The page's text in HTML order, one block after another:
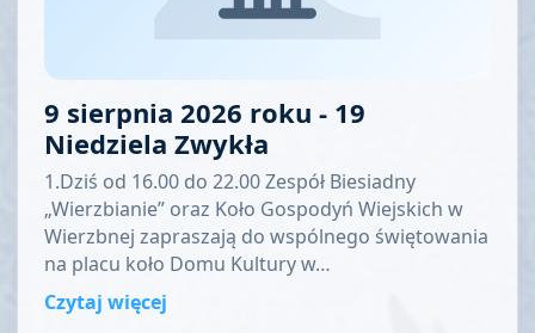
9 sierpnia 2026 roku - 19
Niedziela Zwykła
1.Dziś od 16.00 do 22.00 Zespół Biesiadny
„Wierzbianie” oraz Koło Gospodyń Wiejskich w
Wierzbnej zapraszają do wspólnego świętowania
na placu koło Domu Kultury w…
Czytaj więcej